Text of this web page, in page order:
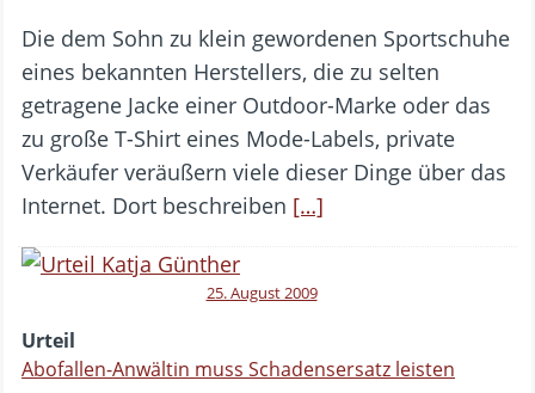
Die dem Sohn zu klein gewordenen Sportschuhe
eines bekannten Herstellers, die zu selten
getragene Jacke einer Outdoor-Marke oder das
zu große T-Shirt eines Mode-Labels, private
Verkäufer veräußern viele dieser Dinge über das
Internet. Dort beschreiben […]
25. August 2009
Urteil
Abofallen-Anwältin muss Schadensersatz leisten